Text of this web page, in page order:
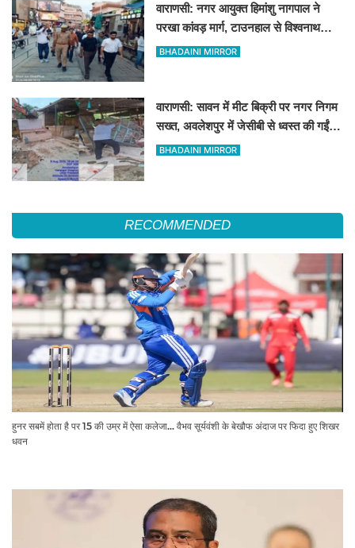
वाराणसी: नगर आयुक्त हिमांशु नागपाल ने
परखा कांवड़ मार्ग, टाउनहाल से विश्वनाथ
मंदिर तक किया पैदल और गोल्फ कार्ट से
BHADAINI MIRROR
वाराणसी: सावन में मीट बिक्री पर नगर निगम
सख्त, अवलेशपुर में जेसीबी से ध्वस्त की गईं
12 दुकानें
BHADAINI MIRROR
RECOMMENDED
हुनर सबमें होता है पर 15 की उम्र में ऐसा कलेजा... वैभव सूर्यवंशी के बेखौफ अंदाज पर फिदा हुए शिखर
धवन